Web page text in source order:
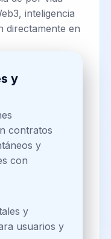
inteligencia
directamente en
y
contratos
y
con
y
usuarios y